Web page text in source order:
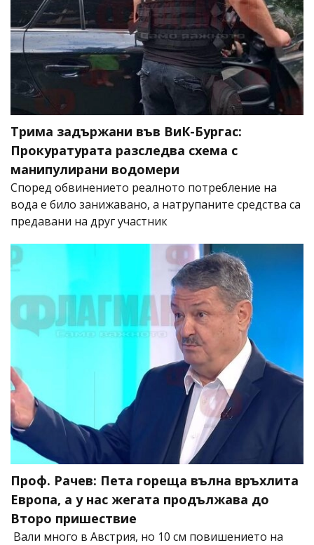
Трима задържани във ВиК-Бургас:
Прокуратурата разследва схема с
манипулирани водомери
Според обвинението реалното потребление на
вода е било занижавано, а натрупаните средства са
предавани на друг участник
Проф. Рачев: Пета гореща вълна връхлита
Европа, а у нас жегата продължава до
Второ пришествие
Вали много в Австрия, но 10 см повишението на